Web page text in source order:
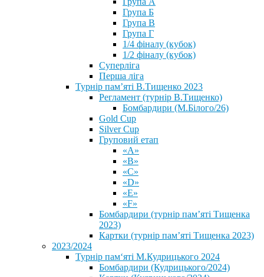
Група Б
Група В
Група Г
1/4 фіналу (кубок)
1/2 фіналу (кубок)
Суперліга
Перша ліга
Турнір пам’яті В.Тищенко 2023
Регламент (турнір В.Тищенко)
Бомбардири (М.Білого/26)
Gold Cup
Silver Cup
Груповий етап
«А»
«В»
«С»
«D»
«Е»
«F»
Бомбардири (турнір пам’яті Тищенка
2023)
Картки (турнір пам’яті Тищенка 2023)
2023/2024
⁨Турнір пам‘яті М.Кудрицького 2024
Бомбардири (Кудрицького/2024)